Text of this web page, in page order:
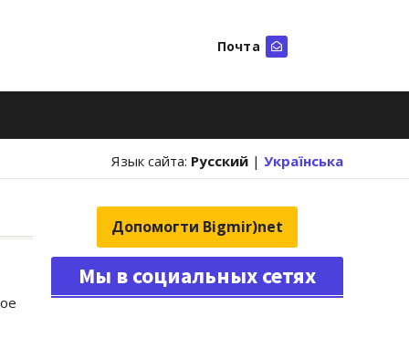
Почта
Язык сайта: Русский | Українська
Допомогти Bigmir)net
Мы в социальных сетях